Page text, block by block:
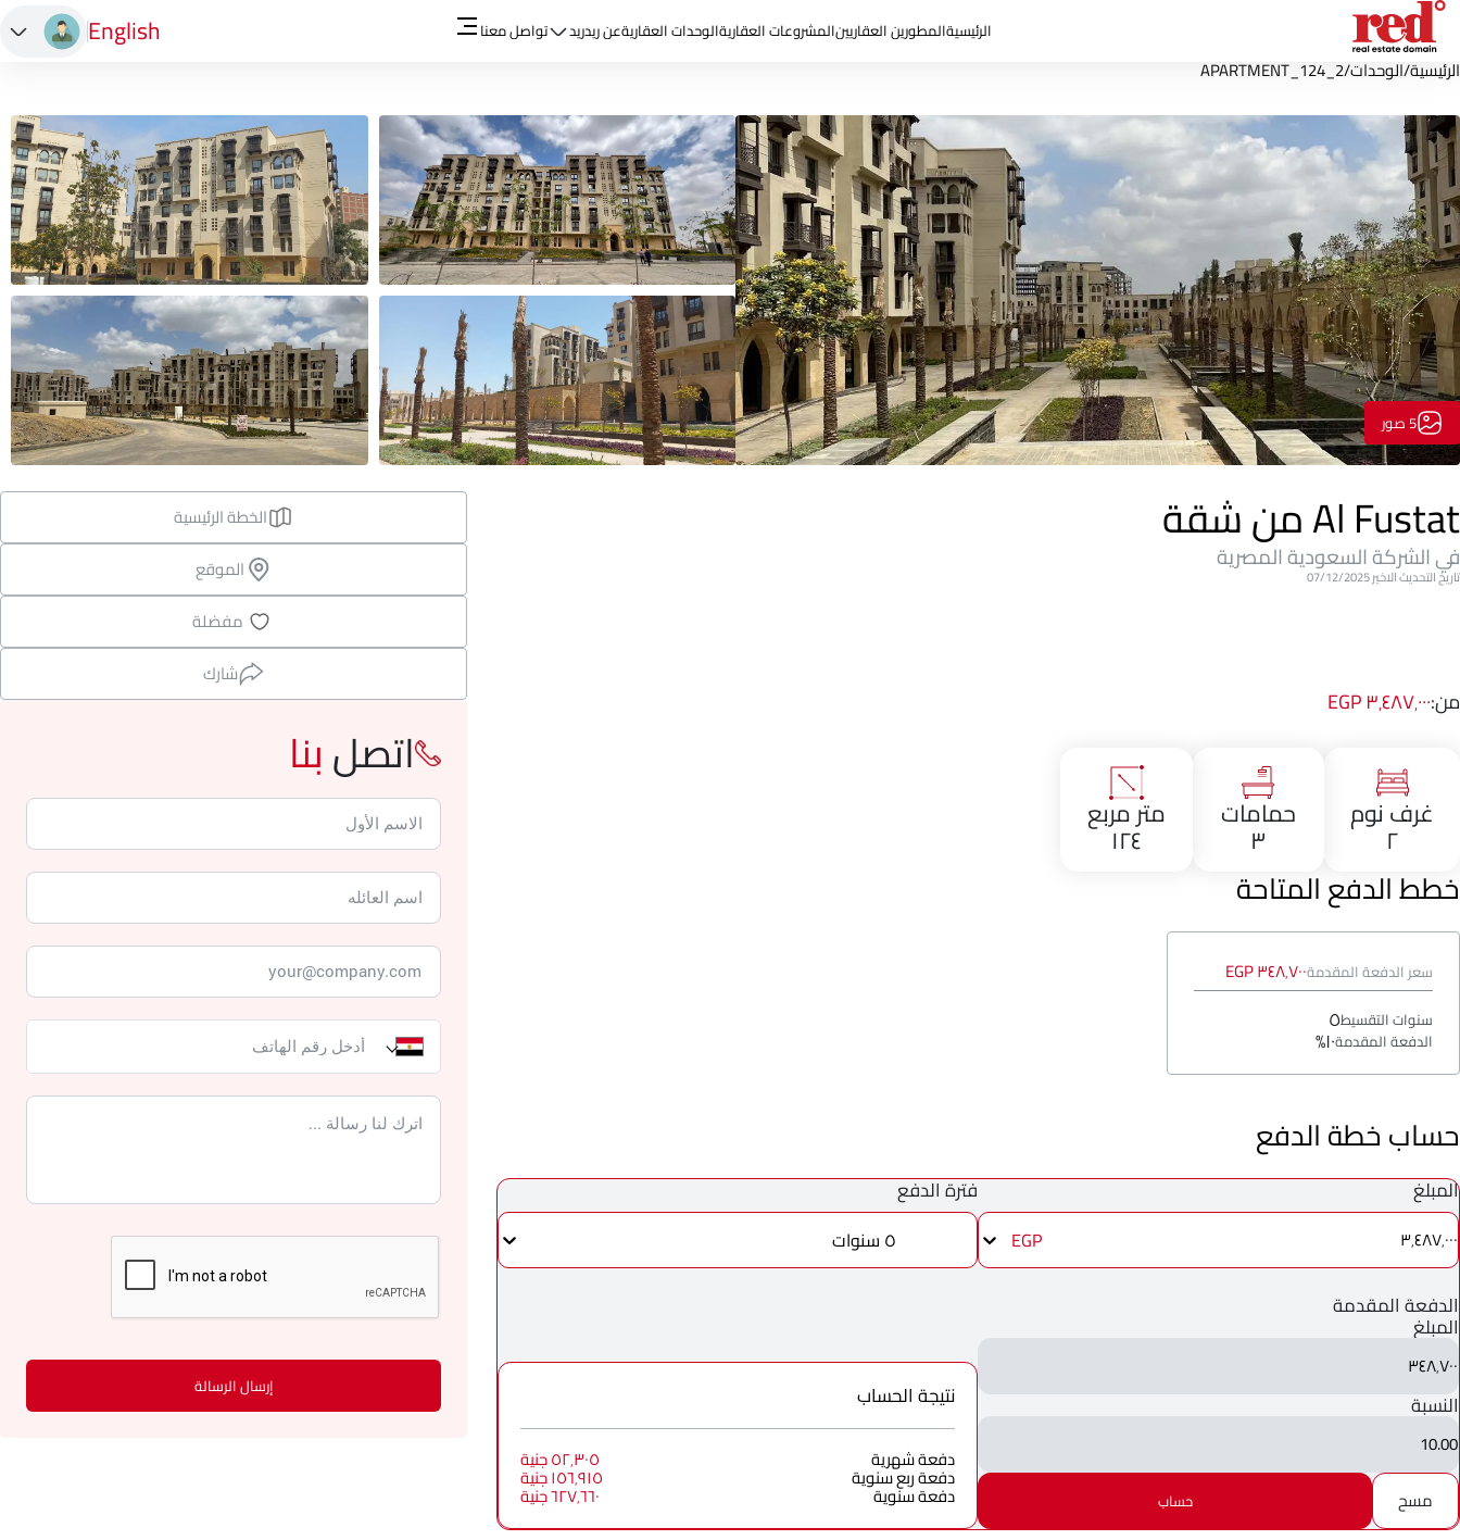
الرئيسيةالمطورين العقاريينالمشروعات العقاريةالوحدات العقاريةعن ريدريد تواصل معنا English
الرئيسية/الوحدات/
APARTMENT_124_2
5 صور
Al Fustat من شقة
في الشركة السعودية المصرية
تاريخ التحديث الاخير 07/12/2025
من:٣٬٤٨٧٬٠٠٠ EGP
غرف نوم
٢
حمامات
٣
متر مربع
١٢٤
خطط الدفع المتاحة
سعر الدفعة المقدمة٣٤٨٬٧٠٠ EGP
سنوات التقسيط٥
الدفعة المقدمة١٠%
حساب خطة الدفع
المبلغ
٣٬٤٨٧٬٠٠٠ EGP
فترة الدفع
٥ سنوات
الدفعة المقدمة
المبلغ
٣٤٨٬٧٠٠
النسبة
10.00
مسح
حساب
نتيجة الحساب
دفعة شهرية ٥٢٬٣٠٥ جنية
دفعة ربع سنوية ١٥٦٬٩١٥ جنية
دفعة سنوية ٦٢٧٬٦٦٠ جنية
الخطة الرئيسية
الموقع
مفضلة
شارك
اتصلبنا
إرسال الرسالة